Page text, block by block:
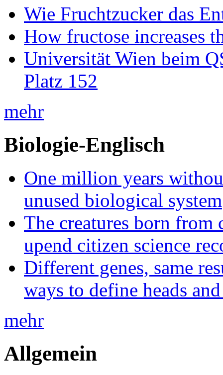
Wie Fruchtzucker das
How fructose increases
Universität Wien beim
Platz 152
mehr
Biologie-Englisch
One million years
unused biological system
The creatures born from
upend citizen science
Different genes, same
ways to define heads
mehr
Allgemein